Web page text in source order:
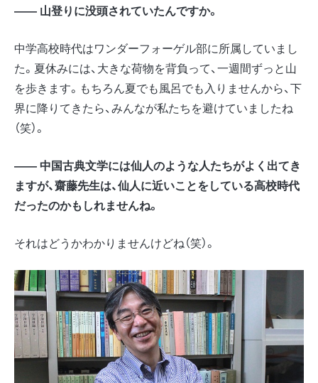
―― 山登りに没頭されていたんですか。
中学高校時代はワンダーフォーゲル部に所属していまし
た。夏休みには、大きな荷物を背負って、一週間ずっと山
を歩きます。もちろん夏でも風呂でも入りませんから、下
界に降りてきたら、みんなが私たちを避けていましたね
（笑）。
―― 中国古典文学には仙人のような人たちがよく出てき
ますが、齋藤先生は、仙人に近いことをしている高校時代
だったのかもしれませんね。
それはどうかわかりませんけどね（笑）。